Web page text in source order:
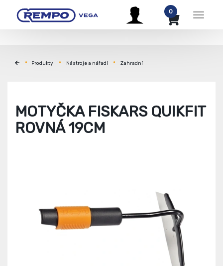
Menu
0
Produkty Nástroje a nářadí Zahradní
MOTYČKA FISKARS QUIKFIT
ROVNÁ 19CM